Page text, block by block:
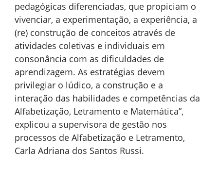
pedagógicas diferenciadas, que propiciam o
vivenciar, a experimentação, a experiência, a
(re) construção de conceitos através de
atividades coletivas e individuais em
consonância com as dificuldades de
aprendizagem. As estratégias devem
privilegiar o lúdico, a construção e a
interação das habilidades e competências da
Alfabetização, Letramento e Matemática”,
explicou a supervisora de gestão nos
processos de Alfabetização e Letramento,
Carla Adriana dos Santos Russi.